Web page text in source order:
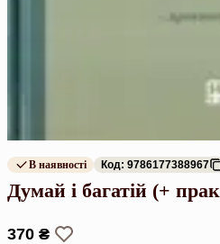
В наявності Код: 9786177388967
Думай і багатій (+
370 ₴